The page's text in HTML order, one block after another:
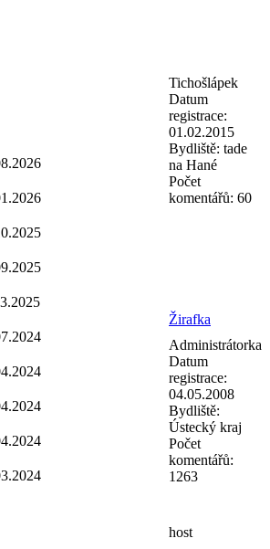
Tichošlápek
Datum
registrace:
01.02.2015
Bydliště: tade
na Hané
Počet
komentářů: 60
Žirafka
Administrátorka
Datum
registrace:
04.05.2008
Bydliště:
Ústecký kraj
Počet
komentářů:
1263
host